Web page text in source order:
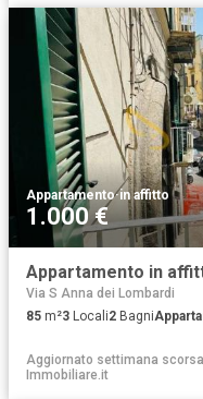
Appartamento·in affitto
1.000 €
Appartamento in
Via S Anna dei Lombardi
85 m²3 Locali2 Bagni
Aggiornato settimana scorsa
Immobiliare.it